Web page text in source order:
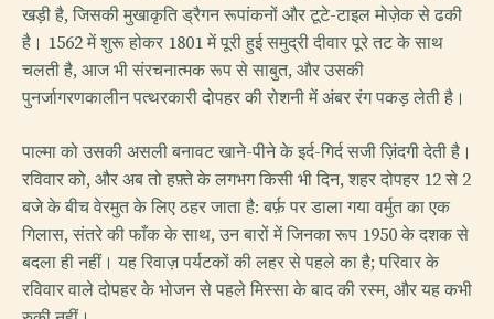
खड़ी है, जिसकी मुखाकृति ड्रैगन रूपांकनों और टूटे-टाइल मोज़ेक से ढकी
है। 1562 में शुरू होकर 1801 में पूरी हुई समुद्री दीवार पूरे तट के साथ
चलती है, आज भी संरचनात्मक रूप से साबुत, और उसकी
पुनर्जागरणकालीन पत्थरकारी दोपहर की रोशनी में अंबर रंग पकड़ लेती है।
पाल्मा को उसकी असली बनावट खाने-पीने के इर्द-गिर्द सजी ज़िंदगी देती है।
रविवार को, और अब तो हफ़्ते के लगभग किसी भी दिन, शहर दोपहर 12 से 2
बजे के बीच वेरमुत के लिए ठहर जाता है: बर्फ़ पर डाला गया वर्मुत का एक
गिलास, संतरे की फाँक के साथ, उन बारों में जिनका रूप 1950 के दशक से
बदला ही नहीं। यह रिवाज़ पर्यटकों की लहर से पहले का है; परिवार के
रविवार वाले दोपहर के भोजन से पहले मिस्सा के बाद की रस्म, और यह कभी